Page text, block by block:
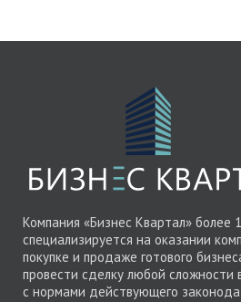
Компания «Бизнес Квартал» более
специализируется на оказании
покупке и продаже готового
провести сделку любой сложности
с нормами действующего